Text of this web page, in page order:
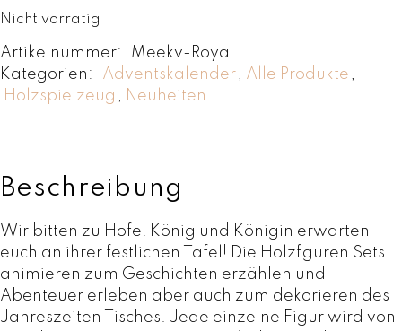
n
g
e
P
r
e
i
s
e
i
s
t
:
C
Nicht vorrätig
Artikelnummer:
Meekv-Royal
Kategorien:
Adventskalender, Alle Produkte ,
Holzspielzeug , Neuheiten
Beschreibung
Wir bitten zu Hofe! König und Königin erwarten
euch an ihrer festlichen Tafel! Die Holzfiguren Sets
animieren zum Geschichten erzählen und
Abenteuer erleben aber auch zum dekorieren des
Jahreszeiten Tisches. Jede einzelne Figur wird von